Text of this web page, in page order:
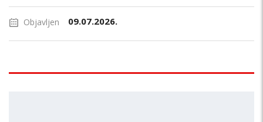
Objavljen 09.07.2026.